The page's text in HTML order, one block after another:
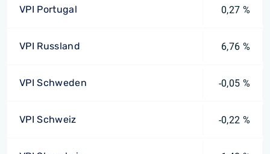
VPI Portugal 0,27 %
VPI Russland 6,76 %
VPI Schweden -0,05 %
VPI Schweiz -0,22 %